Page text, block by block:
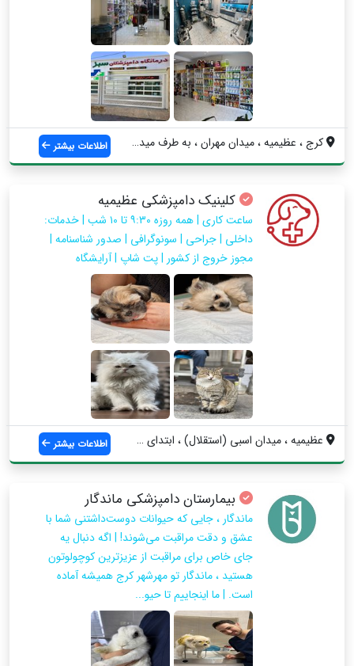
کرج ، عظیمیه ، میدان مهران ، به طرف میدا... اطلاعات بیشتر
کلینیک دامپزشکی عظیمیه
ساعت کاری | همه روزه ۹:۳۰ تا ۱۰ شب | خدمات:
داخلی | جراحی | سونوگرافی | صدور شناسنامه |
مجوز خروج از کشور | پت شاپ | آرایشگاه
عظیمیه ، میدان اسبی (استقلال) ، ابتدای ب... اطلاعات بیشتر
بیمارستان دامپزشکی ماندگار
ماندگار ، جایی که حیوانات دوست‌داشتنی شما با
عشق و دقت مراقبت می‌شوند! | اگه دنبال یه
جای خاص برای مراقبت از عزیزترین کوچولوتون
هستید ، ماندگار تو مهرشهر کرج همیشه آماده
است. | ما اینجاییم تا حیو...